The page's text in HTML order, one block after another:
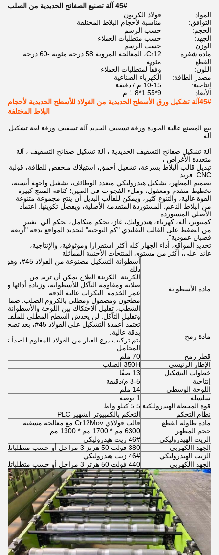
45# آلة تصنيع الصفائح الحديدية من الصلب
المواد:
فولاذ الكربون
التوافق:
مناسبة لأحجام البلاط المختلفة
الحجم:
حسب الرسم
الجهد:
حسب متطلبات العملاء
الوزن:
حسب الرسم
مادة شفرة
القطع:
Cr12، المعالجة المروية 58 درجة مئوية -60 درجة
مئوية
اللون:
وفقاً لمتطلبات العملاء
مصدر الطاقة:
الكهرباء الصناعية
إنتاجية:
10-15 م / دقيقة
الأبعاد:
9*1.55*1.8 م
45#آلة تشكيل ورق الأسطح الحديدية من الفولاذ للأسطح الحديدية لأحجام
البلاط المختلفة
بيع المصنع عالية الجودة ورقة تسقيف الحديد آلة تسقيف ورقة لفة تشكيل
آلة
آلة تشكيل صفائح التسقيف الحديدية ، آلة تشكيل صفائح التسقيف ، آلة
متعددة الأغراض ،
تبديل قالب البلاط بسرعة، تشغيل أحمق، استهلاك منخفض للطاقة، قولبة
CNC. فريد
تصميم المظهر، تشكيل هيدروليكي متعدد الوظائف، تشغيل واجهة أنسنة،
تخطيط متقدم ومعقول، وملء الفجوات في الصين؛ كثافة المنتج كبيرة
القوة عالية، والتنوع كثير، ويمكن للقالب البديل أن ينتج مجموعة متنوعة
من البلاط الناعم. المستوردة المتقدمة الأصلية، ويفضل تكوينها. اعتماد
الأصلي المستوردة
كمبيوتر، آلة، كهرباء، هيدروليك، غاز، تحكم متكامل، تحكم آلي. تغيير
من الضغط على القالب التقليدي "كم التوجيه" لتحديد المواقع بدقة "أربعة
قضبان عمودية".
تحديد المواقع، أداء الجهاز كله أكثر استقرارا وموثوقية، والإنتاجية،
عائد أعلى، أكثر من مستوى المنتجات الأجنبية المماثلة
مادة الأسطوانة
أسطوانة التشكيل
ذلك
الكربنة. الكربنة العلاج يمكن أن تزيد من
صلابة ومقاومة التآكل للأسطوانة، وزيادة أدائها و
عمر الخدمة. البكرات عالية الدقة
مطحون ومصقول ومطلي بالكروم الصلب. ضمان
الشطب، تقليل الاحتكاك بين اللوحة والأسطوانة،
وتقليل التآكل. لن يخدش السطح المطلي للملف
مادة رمح
تعتمد أعمدة التشكيل على الفولاذ 45#، بعد تصحيح التوازن، يتم طحنها وصقلها
بدقة عالية.
يتم تركيب درع الغبار من الفولاذ المقاوم للصدأ
المحامل.
قطر رمح
70 ملم
الإطار الرئيسي
350H الصلب
خطوات التشكيل
13 صفًا
إنتاجية
3-5 م/دقيقة
اللوحة الوسطى
14 ملم
سلسلة
1 بوصة
قوة المحطة الهيدروليكية 5.5 كيلو واط
نظام التحكم
التحكم بالكمبيوتر الشهير PLC
مادة طاولة القطع
قالب فولاذي Cr12Mov مع معالجة مسقية
حجم المظهر
6300 مم * 1700 مم * 1300 مم
الزيت الهيدروليكي
46# زيت هيدروليكي
الجهد االكهربى
380 فولت 50 هرتز 3 مراحل أو حسب متطلباتك
الزيت الهيدروليكي
46# زيت هيدروليكي
الجهد االكهربى
440 فولت 50 هرتز 3 مراحل أو حسب متطلباتك